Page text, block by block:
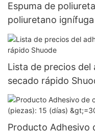
Espuma de
poliuretano
(días) 6000-29999
Lista de precios
secado rápido
Producto Adhesivo